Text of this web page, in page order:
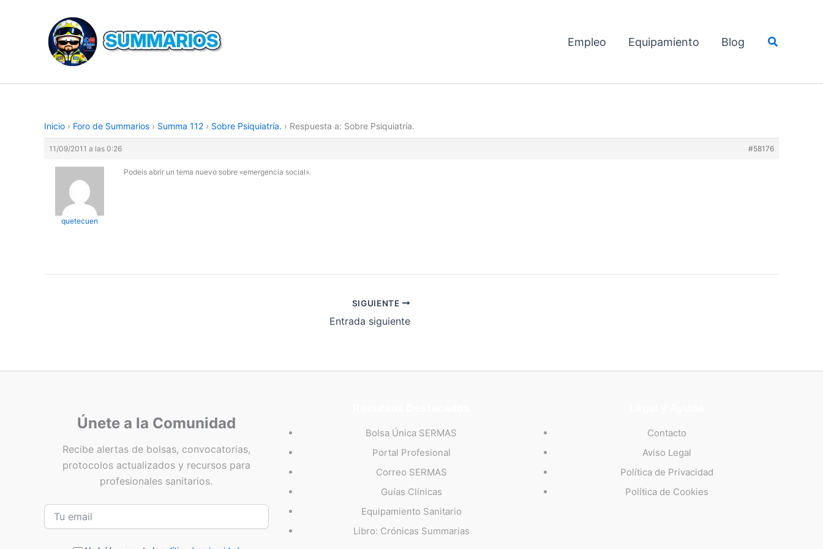
contenido
Empleo Equipamiento Blog Buscar
Inicio › Foro de Summarios › Summa 112 › Sobre Psiquiatría. › Respuesta a: Sobre Psiquiatría.
11/09/2011 a las 0:26 #58176
quetecuen
Podeis abrir un tema nuevo sobre «emergencia social».
SIGUIENTE
Entrada siguiente
Únete a la Comunidad
Recibe alertas de bolsas, convocatorias,
protocolos actualizados y recursos para
profesionales sanitarios.
Bolsa Única SERMAS
Portal Profesional
Correo SERMAS
Guías Clínicas
Equipamiento Sanitario
Libro: Crónicas Summarias
Contacto
Aviso Legal
Política de Privacidad
Política de Cookies